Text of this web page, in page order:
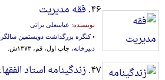
۴۶. فقه مدیریت
نویسنده: عباسعلی براتی
•کنگره بزرگداشت دویستمین
دبیرخانه، چاپ اول، قم، ۱۳۷۳ش.
۴۷. زندگینامه استاد